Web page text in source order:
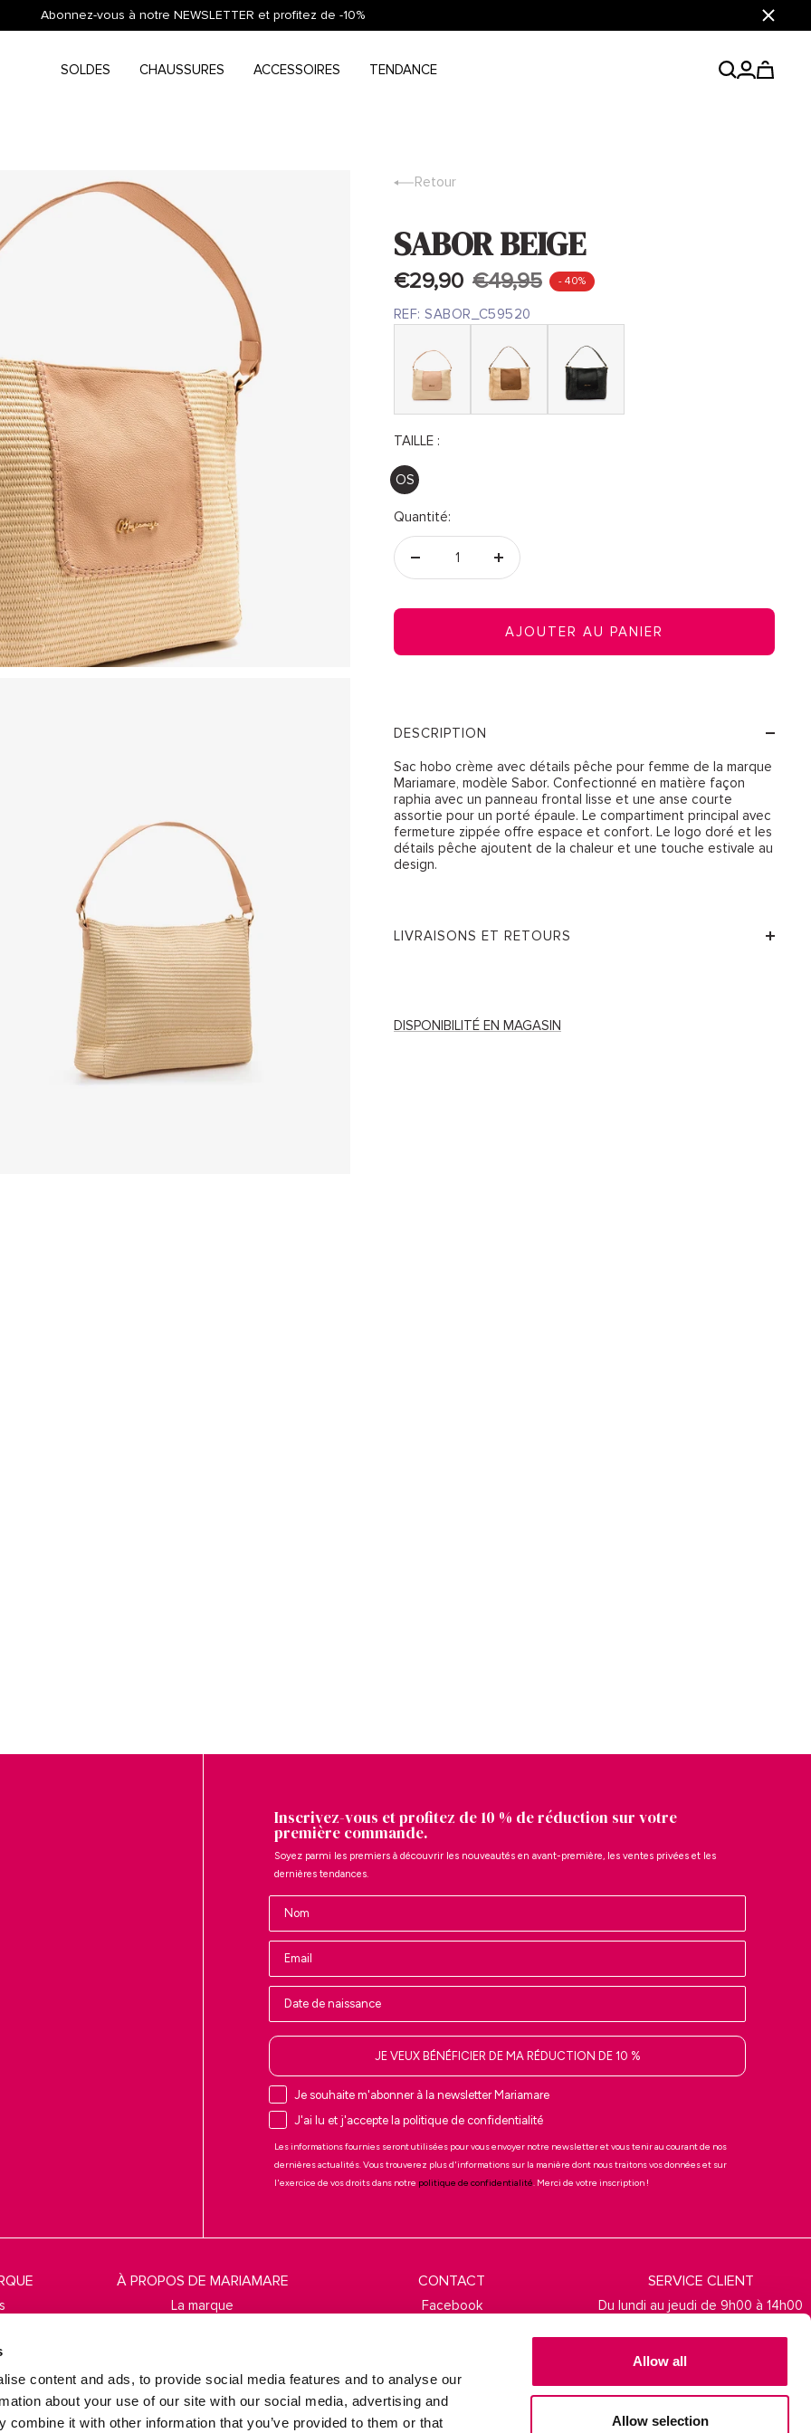
content and ads, to provide social media features and to analyse our
about your use of our site with our social media, advertising and
combine it with other information that you’ve provided to them or that
Allow all
Allow selection
Abonnez-vous à notre NEWSLETTER et profitez de -10% Fermer
SOLDES CHAUSSURES ACCESSOIRES TENDANCE
Retour
SABOR BEIGE
€29,90 €49,95 - 40%
REF:SABOR_C59520
TAILLE :
OS
Quantité:
Augmenter
AJOUTER AU PANIER
DESCRIPTION
Sac hobo crème avec détails pêche pour femme de la marque
Mariamare, modèle Sabor. Confectionné en matière façon
raphia avec un panneau frontal lisse et une anse courte
assortie pour un porté épaule. Le compartiment principal avec
fermeture zippée offre espace et confort. Le logo doré et les
détails pêche ajoutent de la chaleur et une touche estivale au
design.
LIVRAISONS ET RETOURS
DISPONIBILITÉ EN MAGASIN
Inscrivez-vous et profitez de 10 % de réduction sur votre
première commande.
Soyez parmi les premiers à découvrir les nouveautés en avant-première, les ventes privées et les
dernières tendances.
Nombre
JE VEUX BÉNÉFICIER DE MA RÉDUCTION DE 10 %
Je souhaite m'abonner à la newsletter Mariamare
J'ai lu et j'accepte la politique de confidentialité
Les informations fournies seront utilisées pour vous envoyer notre newsletter et vous tenir au courant de nos
dernières actualités. Vous trouverez plus d'informations sur la manière dont nous traitons vos données et sur
l'exercice de vos droits dans notre politique de confidentialité. Merci de votre inscription !
À PROPOS DE MARIAMARE
La marque
CONTACT
Facebook
SERVICE CLIENT
Du lundi au jeudi de 9h00 à 14h00
Vendredi de 9h00 à 13h00
+34 965 02 63 34